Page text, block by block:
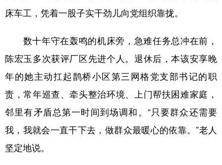
四川 贵州 云南
陕西 甘肃 青海 宁夏
新疆 内蒙古 黑龙江
多语种频道
English Español Français عربى
Русский язык 日本語 한국어
床车工，凭着一股子实干劲儿向党组织靠拢。
数十年守在轰鸣的机床旁，急难任务总冲在前，
陈宏玉多次获评厂区先进个人。退休后，本该安享晚
年的她主动扛起鹊桥小区第三网格党支部书记的职
责，常年巡查、牵头整治环境、上门帮扶困难家庭，
邻里有矛盾总第一时间到场调和。“只要群众还需要
我，我就会一直干下去，做群众最暖心的依靠。”老人
坚定地说。